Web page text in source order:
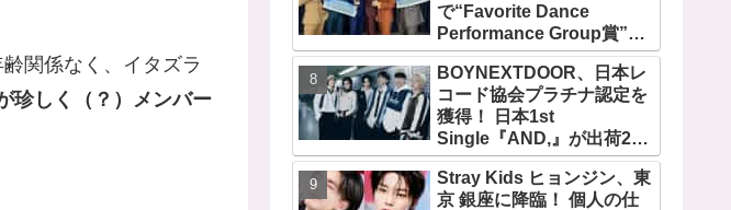
関係なく、イタズラ
珍しく（？）メンバー
で“Favorite Dance
Performance Group賞”を
受賞！ 京セラドーム大阪で
オリジナルステージパフォ
ーマンス披露！ 卒業パーテ
ィーをコンセプトにスーツ
で魅了【動画あり】
BOYNEXTDOOR、日本レ
コード協会プラチナ認定を
獲得！ 日本1st
Single『AND,』が出荷25
万枚を超える！ 韓国での９
月カムバックも決定
Stray Kids ヒョンジン、東
京 銀座に降臨！ 個人の仕